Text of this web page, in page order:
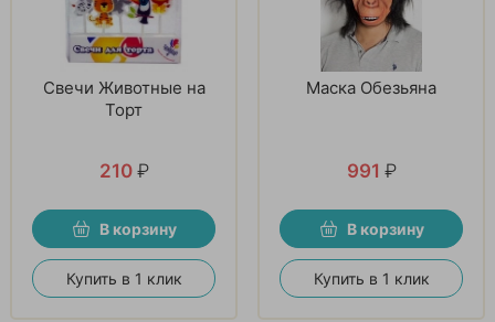
Свечи Животные на
Торт
210 ₽
В корзину
Купить в 1 клик
Маска Обезьяна
991 ₽
В корзину
Купить в 1 клик